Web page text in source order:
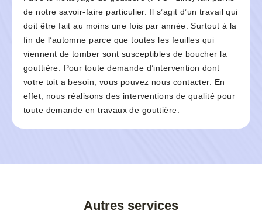
de notre savoir-faire particulier. Il s’agit d’un travail qui
doit être fait au moins une fois par année. Surtout à la
fin de l’automne parce que toutes les feuilles qui
viennent de tomber sont susceptibles de boucher la
gouttière. Pour toute demande d’intervention dont
votre toit a besoin, vous pouvez nous contacter. En
effet, nous réalisons des interventions de qualité pour
toute demande en travaux de gouttière.
Autres services